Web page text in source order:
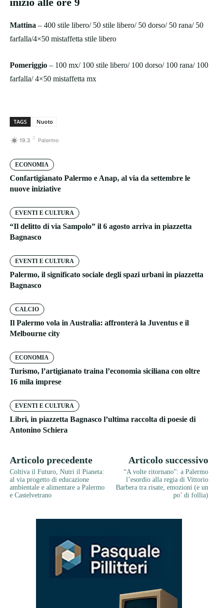
Mattina – 400 stile libero/ 50 stile libero/ 50 dorso/ 50 rana/ 50
farfalla/4×50 mistaffetta stile libero
Pomeriggio – 100 mx/ 100 stile libero/ 100 dorso/ 100 rana/ 100
farfalla/ 4×50 mistaffetta mx
TAGS Nuoto
19.3 C Palermo
ECONOMIA
Confartigianato Palermo e Anap, al via da settembre le
nuove iniziative
EVENTI E CULTURA
“Il delitto di via Sampolo” il 6 agosto arriva in piazzetta
Bagnasco
EVENTI E CULTURA
Palermo, il significato sociale degli spazi urbani in piazzetta
Bagnasco
CALCIO
Il Palermo vola in Australia: affronterà la Juventus e il
Melbourne city
ECONOMIA
Turismo, l’artigianato traina l’economia siciliana con oltre
16 mila imprese
EVENTI E CULTURA
Libri, in piazzetta Bagnasco l’ultima raccolta di poesie di
Antonino Schiera
Articolo precedente
Coltiva il Futuro, Nutri il Pianeta:
al via progetto di educazione
ambientale e alimentare a Palermo
e Castelvetrano
Articolo successivo
“A volte ritornano”: a Palermo
l’esordio alla regia di Vittorio
Barbera tra risate, emozioni (e un
po’ di follia)